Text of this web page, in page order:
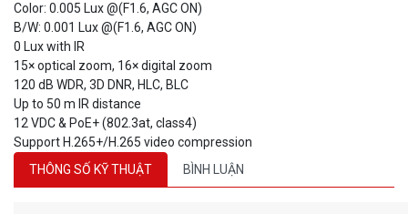
Color: 0.005 Lux @(F1.6, AGC ON)
B/W: 0.001 Lux @(F1.6, AGC ON)
0 Lux with IR
15× optical zoom, 16× digital zoom
120 dB WDR, 3D DNR, HLC, BLC
Up to 50 m IR distance
12 VDC & PoE+ (802.3at, class4)
Support H.265+/H.265 video compression
THÔNG SỐ KỸ THUẬT
BÌNH LUẬN